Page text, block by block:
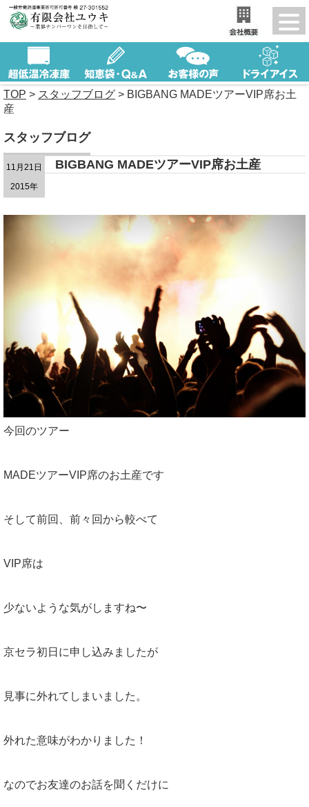
TOP > スタッフブログ > BIGBANG MADEツアーVIP席お土
産
スタッフブログ
11月21日
2015年
BIGBANG MADEツアーVIP席お土産
今回のツアー
MADEツアーVIP席のお土産です
そして前回、前々回から較べて
VIP席は
少ないような気がしますね〜
京セラ初日に申し込みましたが
見事に外れてしまいました。
外れた意味がわかりました！
なのでお友達のお話を聞くだけに